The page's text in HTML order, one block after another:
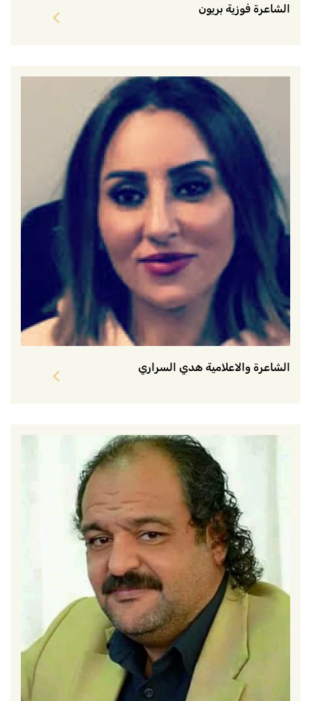
الشاعرة فوزية بريون
الشاعرة والاعلامية هدي السراري